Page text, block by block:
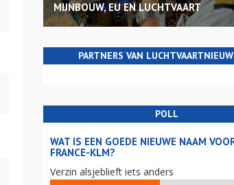
MIJNBOUW, EU EN LUCHTVAART
PARTNERS VAN
POLL
WAT IS EEN GOEDE NIEUWE NAAM
FRANCE-KLM?
Verzin alsjeblieft iets anders